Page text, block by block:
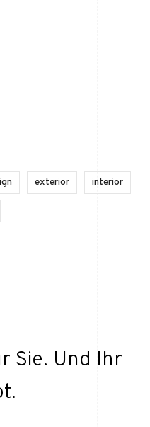
exterior interior
Sie. Und Ihr